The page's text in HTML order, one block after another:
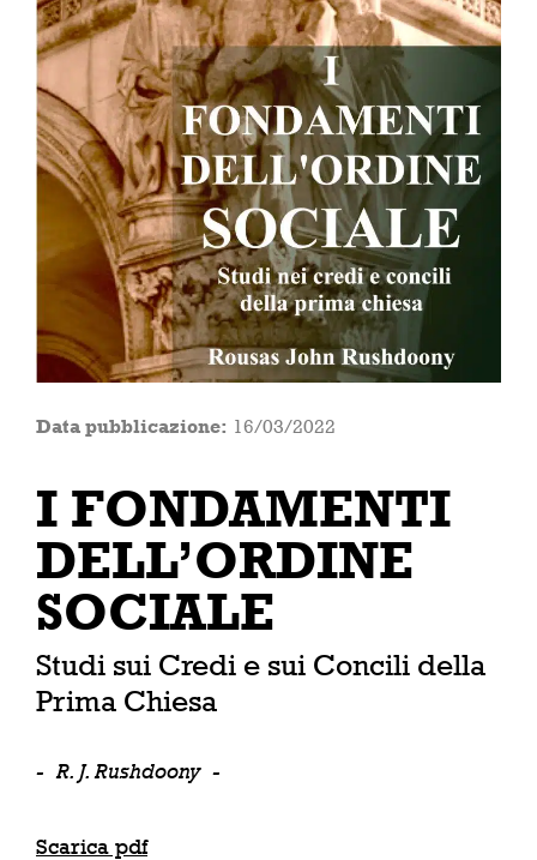
Data pubblicazione: 16/03/2022
I FONDAMENTI
DELL’ORDINE
SOCIALE
Studi sui Credi e sui Concili della
Prima Chiesa
- R. J. Rushdoony -
Scarica pdf